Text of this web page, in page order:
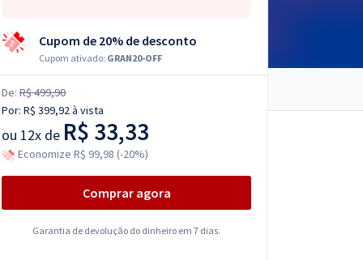
Cupom de 20% de desconto
Cupom ativado: GRAN20-OFF
De: R$ 499,90
Por: R$ 399,92à vista
ou 12x de R$ 33,33
Economize R$ 99,98 (-20%)
Comprar agora
Garantia de devolução do dinheiro em 7 dias.